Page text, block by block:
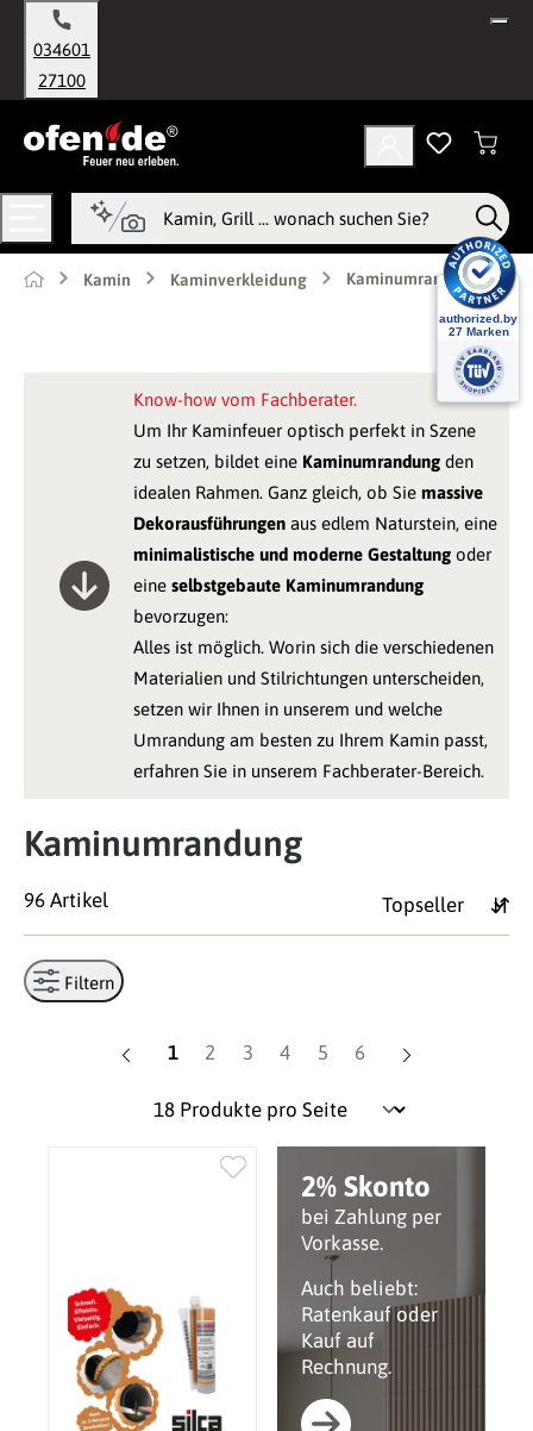
springen
034601
27100
Kamin Kaminverkleidung Kaminumrandung
Know-how vom Fachberater.
Um Ihr Kaminfeuer optisch perfekt in Szene
zu setzen, bildet eine Kaminumrandung den
idealen Rahmen. Ganz gleich, ob Sie massive
Dekorausführungen aus edlem Naturstein, eine
minimalistische und moderne Gestaltung oder
eine selbstgebaute Kaminumrandung
bevorzugen:
Alles ist möglich. Worin sich die verschiedenen
Materialien und Stilrichtungen unterscheiden,
setzen wir Ihnen in unserem und welche
Umrandung am besten zu Ihrem Kamin passt,
erfahren Sie in unserem Fachberater-Bereich.
Kaminumrandung
96 Artikel
Filtern
Seite
1 Seite
2 Seite
3 Seite
4 Seite
5 Seite
6
2% Skonto
bei Zahlung per
Vorkasse.
Auch beliebt:
Ratenkauf oder
Kauf auf
Rechnung.